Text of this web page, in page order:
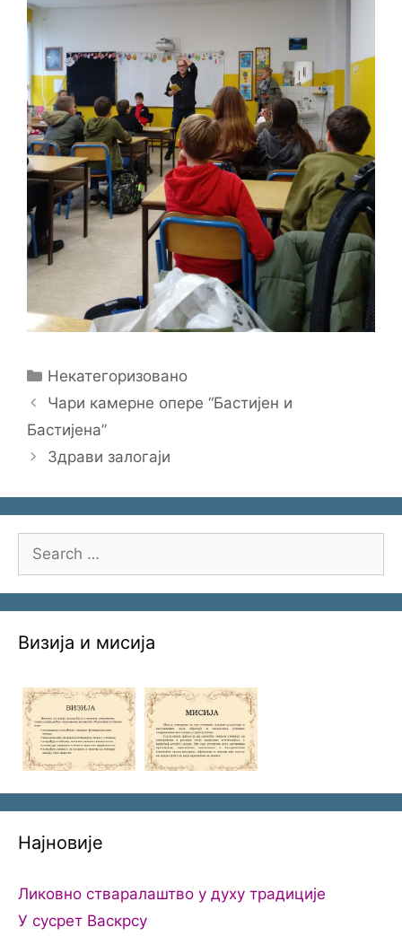
Categories
Некатегоризовано
Чари камерне опере “Бастијен и
Бастијена”
Здрави залогаји
Search
for:
Визија и мисија
Најновије
Ликовно стваралаштво у духу традиције
У сусрет Васкрсу